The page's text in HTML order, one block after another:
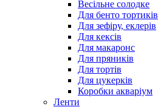
Весільне солодке
Для бенто тортиків
Для зефіру, еклерів
Для кексів
Для макаронс
Для пряників
Для тортів
Для цукерків
Коробки акваріум
Ленти